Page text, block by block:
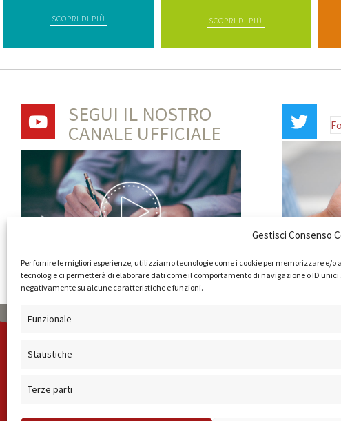
Gestisci Consenso
Per fornire le migliori esperienze, utilizziamo tecnologie come i cookie per memorizzare e/
tecnologie ci permetterà di elaborare dati come il comportamento di navigazione o ID
negativamente su alcune caratteristiche e funzioni.
Funzionale
Statistiche
Terze parti
SCOPRI DI PIÙ SCOPRI DI PIÙ
SEGUI IL NOSTRO
CANALE UFFICIALE
AMMINISTRAZIONE
© 2019 Forma Camera - P.Iva 08801501001 - Azienda